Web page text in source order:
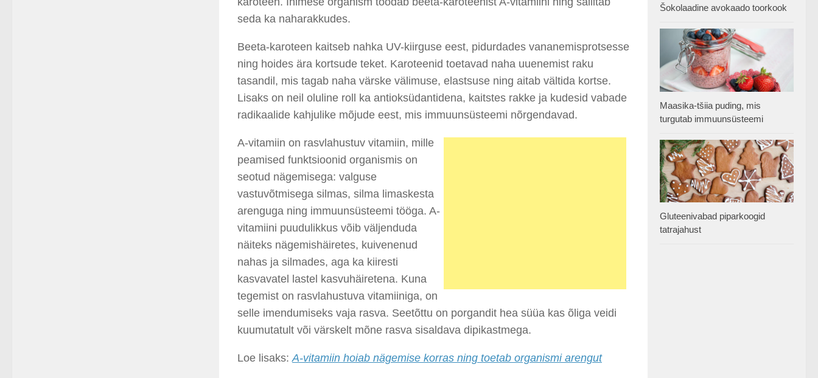
seda ka naharakkudes.
Beeta-karoteen kaitseb nahka UV-kiirguse eest, pidurdades vananemisprotsesse
ning hoides ära kortsude teket. Karoteenid toetavad naha uuenemist raku
tasandil, mis tagab naha värske välimuse, elastsuse ning aitab vältida kortse.
Lisaks on neil oluline roll ka antioksüdantidena, kaitstes rakke ja kudesid vabade
radikaalide kahjulike mõjude eest, mis immuunsüsteemi nõrgendavad.
A-vitamiin on rasvlahustuv vitamiin, mille
peamised funktsioonid organismis on
seotud nägemisega: valguse
vastuvõtmisega silmas, silma limaskesta
arenguga ning immuunsüsteemi tööga. A-
vitamiini puudulikkus võib väljenduda
näiteks nägemishäiretes, kuivenenud
nahas ja silmades, aga ka kiiresti
kasvavatel lastel kasvuhäiretena. Kuna
tegemist on rasvlahustuva vitamiiniga, on
selle imendumiseks vaja rasva. Seetõttu on porgandit hea süüa kas õliga veidi
kuumutatult või värskelt mõne rasva sisaldava dipikastmega.
Loe lisaks:A-vitamiin hoiab nägemise korras ning toetab organismi arengut
Šokolaadine avokaado toorkook
Maasika-tšiia puding, mis
turgutab immuunsüsteemi
Gluteenivabad piparkoogid
tatrajahust